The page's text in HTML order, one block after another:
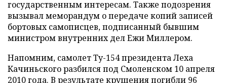
государственным интересам. Также подозрения
вызывал меморандум о передаче копий записей
бортовых самописцев, подписанный бывшим
министром внутренних дел Ежи Миллером.
Напомним, самолет Ту-154 президента Леха
Качиньского разбился под Смоленском 10 апреля
2010 года. В результате крушения погибли 96